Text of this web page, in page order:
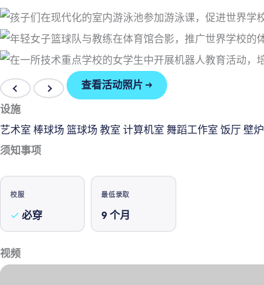
查看活动照片 →
设施
艺术室 棒球场 篮球场 教室 计算机室 舞蹈工作室 饭厅 壁炉
须知事项
校服
必穿
最低录取
9 个月
视频